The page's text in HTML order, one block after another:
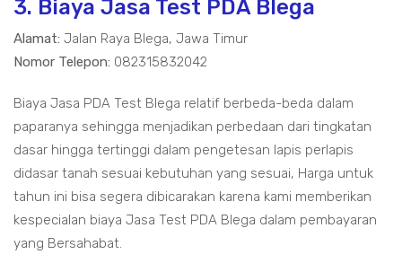
3. Biaya Jasa Test PDA Blega
Alamat: Jalan Raya Blega, Jawa Timur
Nomor Telepon: 082315832042
Biaya Jasa PDA Test Blega relatif berbeda-beda dalam
paparanya sehingga menjadikan perbedaan dari tingkatan
dasar hingga tertinggi dalam pengetesan lapis perlapis
didasar tanah sesuai kebutuhan yang sesuai, Harga untuk
tahun ini bisa segera dibicarakan karena kami memberikan
kespecialan biaya Jasa Test PDA Blega dalam pembayaran
yang Bersahabat.